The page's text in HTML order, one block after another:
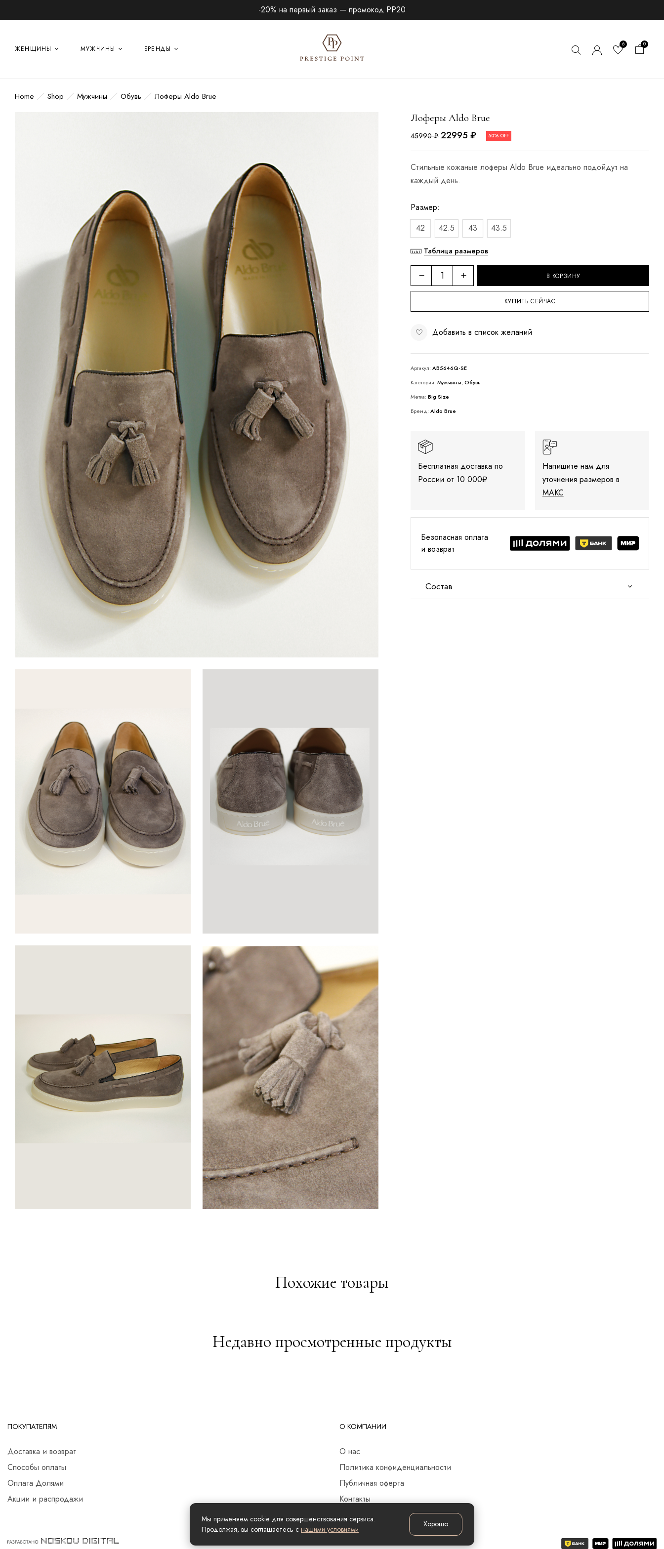
-20% на первый заказ — промокод PP20
ЖЕНЩИНЫ МУЖЧИНЫ БРЕНДЫ
6 0
Home Shop Мужчины Обувь Лоферы Aldo Brue
Лоферы Aldo Brue
45990₽ 22995₽ 50% OFF
Стильные кожаные лоферы Aldo Brue идеально подойдут на
каждый день.
Размер
42
42.5 43 43.5
Таблица размеров
В КОРЗИНУ
КУПИТЬ СЕЙЧАС
Добавить в список желаний
Артикул:AB5646Q-SE
Категории:Мужчины,Обувь
Метка:Big Size
Бренд:Aldo Brue
Бесплатная доставка по
России от 10 000₽
Напишите нам для
уточнения размеров в
МАКС
Безопасная оплата
и возврат
Состав
Похожие товары
Недавно просмотренные продукты
ПОКУПАТЕЛЯМ
Доставка и возврат
Способы оплаты
Оплата Долями
Акции и распродажи
О КОМПАНИИ
О нас
Политика конфиденциальности
Публичная оферта
Контакты
Мы применяем cookie для совершенствования сервиса.
Продолжая, вы соглашаетесь с нашими условиями
Хорошо